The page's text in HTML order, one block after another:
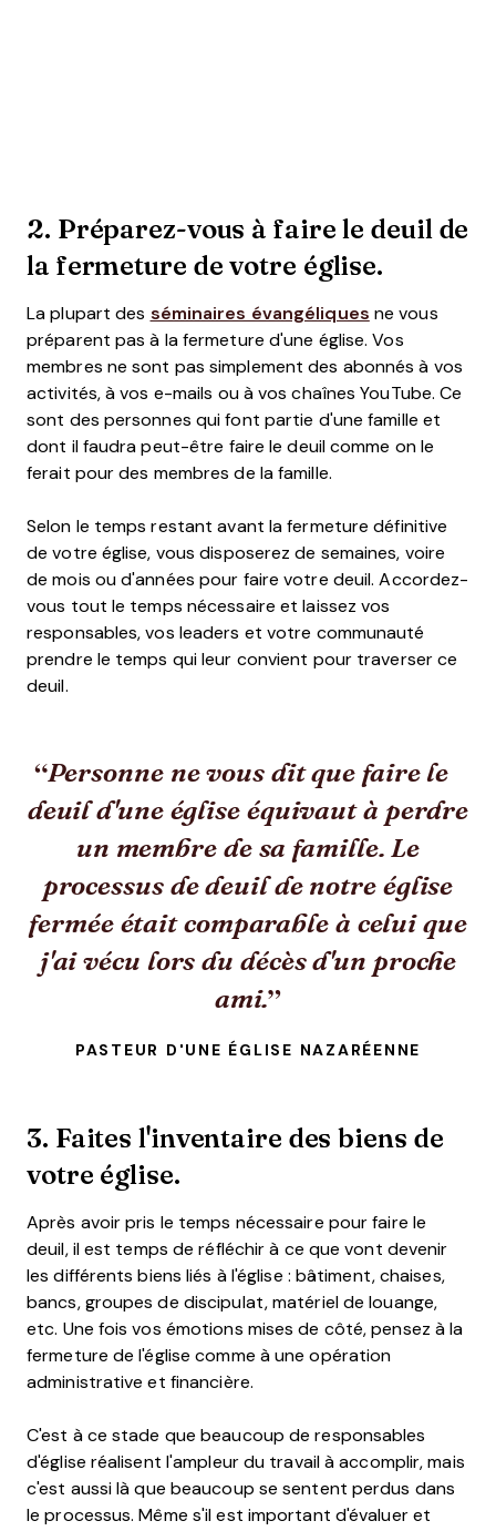
2. Préparez-vous à faire le deuil de
la fermeture de votre église.
La plupart des séminaires évangéliques ne vous
préparent pas à la fermeture d'une église. Vos
membres ne sont pas simplement des abonnés à vos
activités, à vos e-mails ou à vos chaînes YouTube. Ce
sont des personnes qui font partie d'une famille et
dont il faudra peut-être faire le deuil comme on le
ferait pour des membres de la famille.
Selon le temps restant avant la fermeture définitive
de votre église, vous disposerez de semaines, voire
de mois ou d'années pour faire votre deuil. Accordez-
vous tout le temps nécessaire et laissez vos
responsables, vos leaders et votre communauté
prendre le temps qui leur convient pour traverser ce
deuil.
Personne ne vous dit que faire le
deuil d'une église équivaut à perdre
un membre de sa famille. Le
processus de deuil de notre église
fermée était comparable à celui que
j'ai vécu lors du décès d'un proche
ami.
PASTEUR D'UNE ÉGLISE NAZARÉENNE
3. Faites l'inventaire des biens de
votre église.
Après avoir pris le temps nécessaire pour faire le
deuil, il est temps de réfléchir à ce que vont devenir
les différents biens liés à l'église : bâtiment, chaises,
bancs, groupes de discipulat, matériel de louange,
etc. Une fois vos émotions mises de côté, pensez à la
fermeture de l'église comme à une opération
administrative et financière.
C'est à ce stade que beaucoup de responsables
d'église réalisent l'ampleur du travail à accomplir, mais
c'est aussi là que beaucoup se sentent perdus dans
le processus. Même s'il est important d'évaluer et